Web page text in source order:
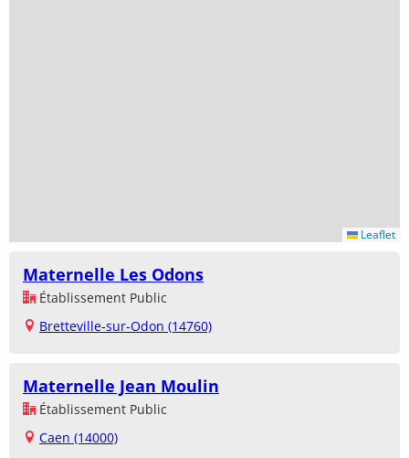
Leaflet
Maternelle Les Odons
Établissement Public
Bretteville-sur-Odon (14760)
Maternelle Jean Moulin
Établissement Public
Caen (14000)